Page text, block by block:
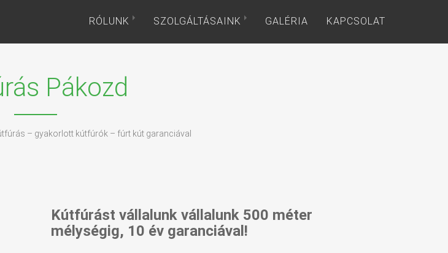
RÓLUNK SZOLGÁLTÁSAINK GALÉRIA KAPCSOLAT
Pákozd
– gyakorlott kútfúrók – fúrt kút garanciával
Kútfúrást vállalunk vállalunk 500 méter
mélységig, 10 év garanciával!